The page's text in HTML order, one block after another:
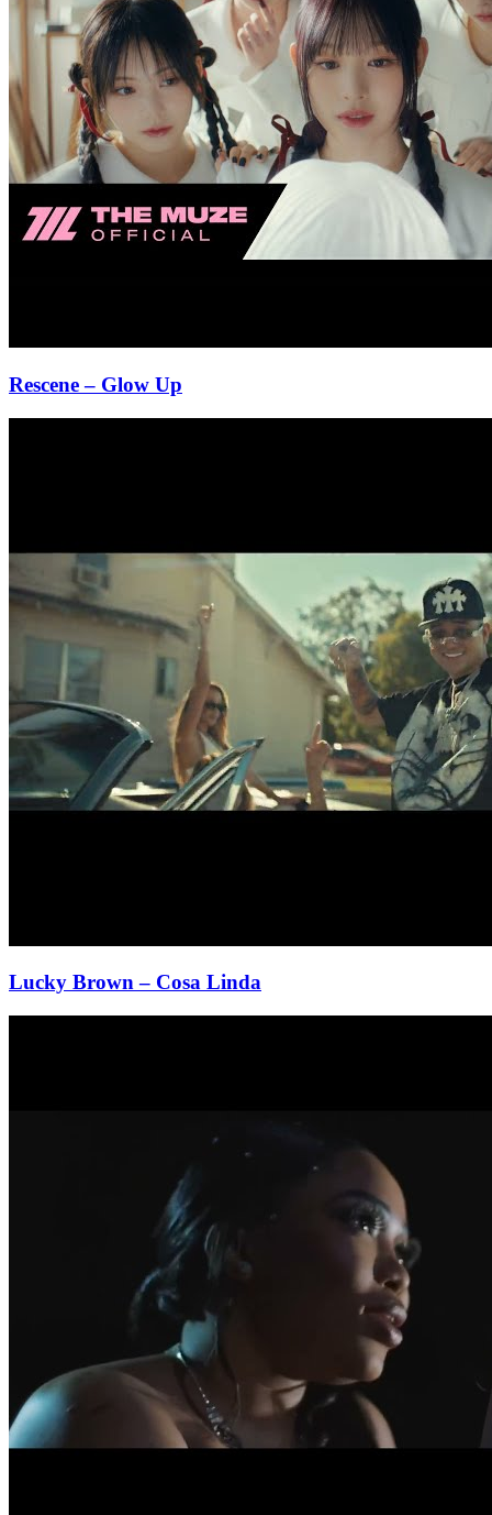
Rescene– Glow Up
Lucky Brown– Cosa Linda